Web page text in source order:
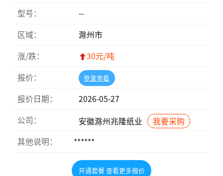
型号：
--
区域：
滁州市
涨/跌：
30元/吨
报价：
登录查看
报价日期：
2026-05-27
公司：
安徽滁州兆隆纸业
我要采购
其他说明：
******
开通套餐 查看更多报价